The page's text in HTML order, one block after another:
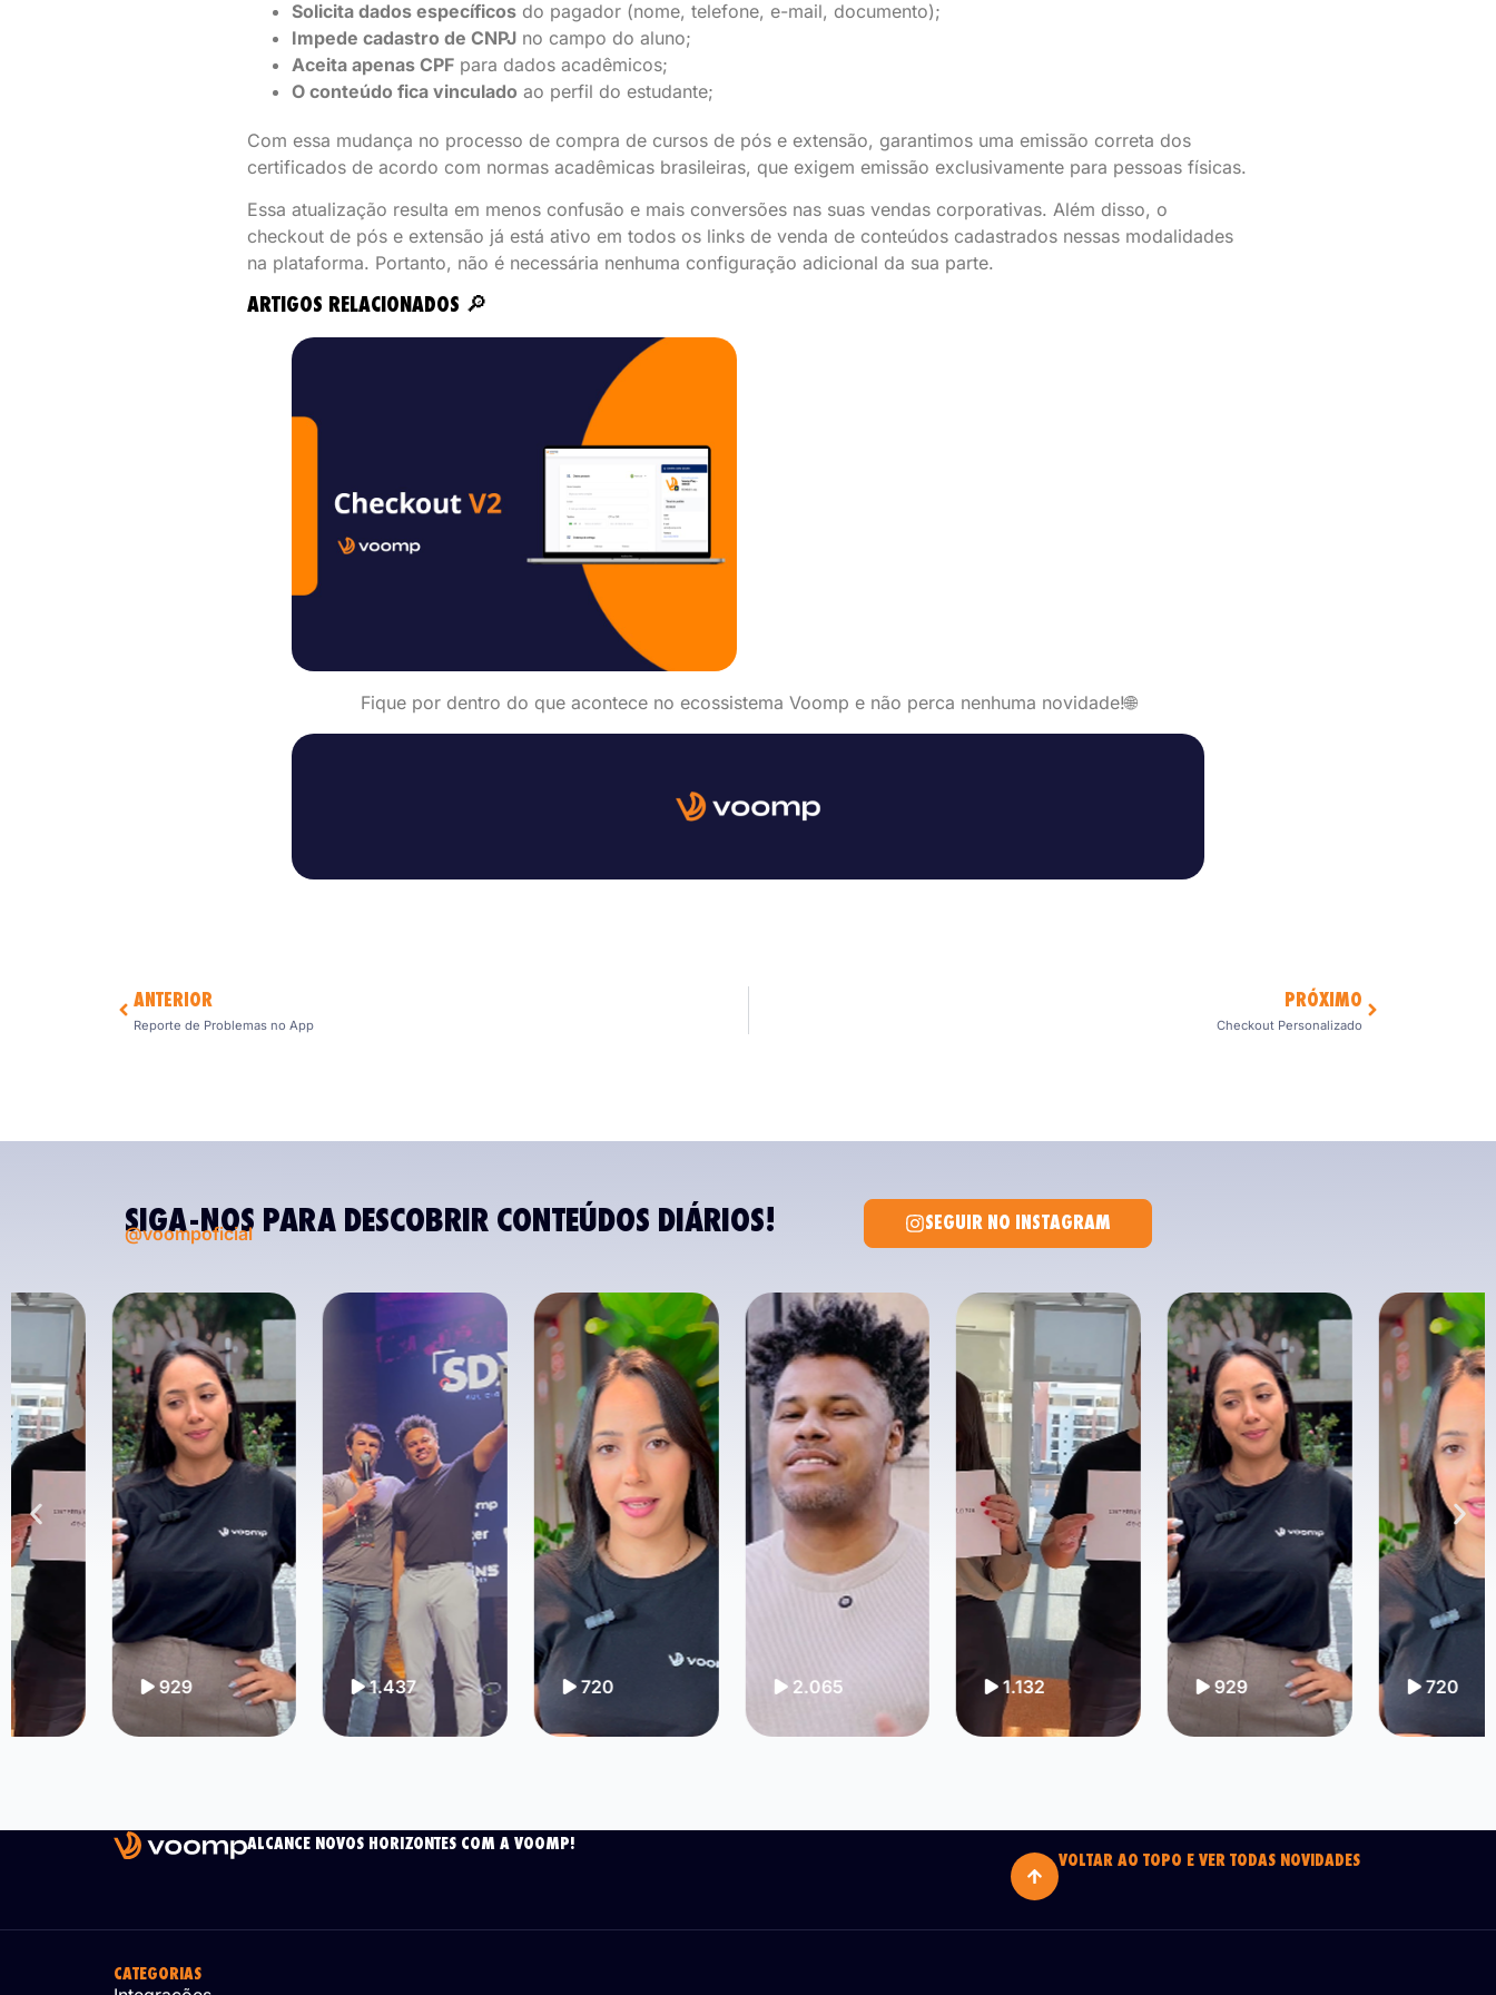
Solicita dados específicos do pagador (nome, telefone, e-mail, documento);
Impede cadastro de CNPJ no campo do aluno;
Aceita apenas CPF para dados acadêmicos;
O conteúdo fica vinculado ao perfil do estudante;
Com essa mudança no processo de compra de cursos de pós e extensão, garantimos uma emissão correta dos
certificados de acordo com normas acadêmicas brasileiras, que exigem emissão exclusivamente para pessoas físicas.
Essa atualização resulta em menos confusão e mais conversões nas suas vendas corporativas. Além disso, o
checkout de pós e extensão já está ativo em todos os links de venda de conteúdos cadastrados nessas modalidades
na plataforma. Portanto, não é necessária nenhuma configuração adicional da sua parte.
ARTIGOS RELACIONADOS 🔎
Fique por dentro do que acontece no ecossistema Voomp e não perca nenhuma novidade!🌐
ANTERIOR
Reporte de Problemas no App
PRÓXIMO
Checkout Personalizado
SIGA-NOS PARA DESCOBRIR CONTEÚDOS DIÁRIOS!
@voompoficial SEGUIR NO INSTAGRAM
929 1.437 720 929 720
ALCANCE NOVOS HORIZONTES COM A VOOMP!
VOLTAR AO TOPO E VER TODAS NOVIDADES
CATEGORIAS